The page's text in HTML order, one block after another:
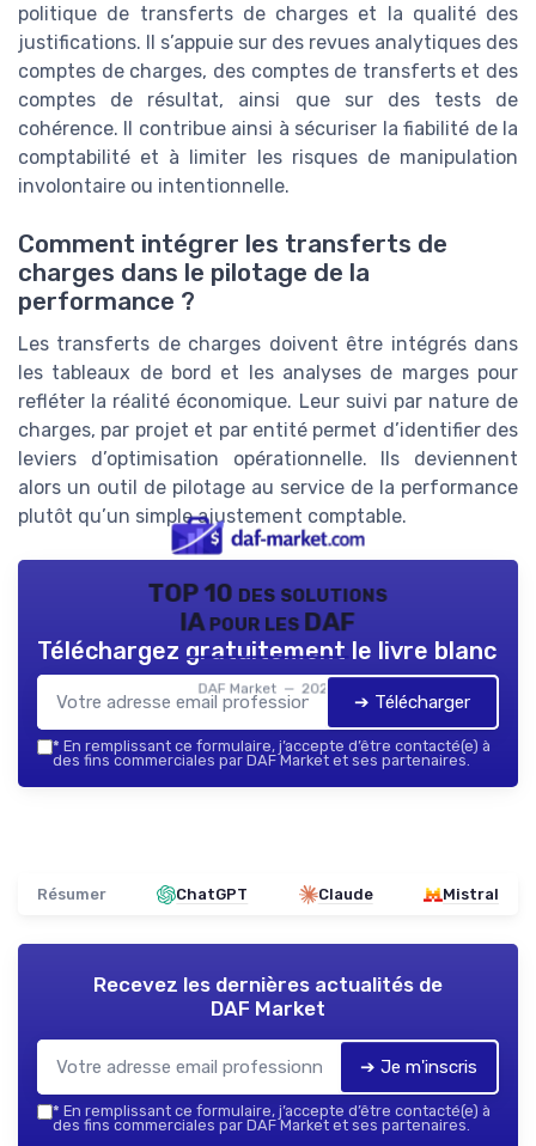
politique de transferts de charges et la qualité des
justifications. Il s’appuie sur des revues analytiques des
comptes de charges, des comptes de transferts et des
comptes de résultat, ainsi que sur des tests de
cohérence. Il contribue ainsi à sécuriser la fiabilité de la
comptabilité et à limiter les risques de manipulation
involontaire ou intentionnelle.
Comment intégrer les transferts de
charges dans le pilotage de la
performance ?
Les transferts de charges doivent être intégrés dans
les tableaux de bord et les analyses de marges pour
refléter la réalité économique. Leur suivi par nature de
charges, par projet et par entité permet d’identifier des
leviers d’optimisation opérationnelle. Ils deviennent
alors un outil de pilotage au service de la performance
plutôt qu’un simple ajustement comptable.
TOP 10 des solutions
IA pour les DAF
DAF Market — 2026
Téléchargez gratuitement le livre blanc
➔ Télécharger
* En remplissant ce formulaire, j’accepte d’être contacté(e) à
des fins commerciales par DAF Market et ses partenaires.
Résumer ChatGPT Claude Mistral
Recevez les dernières actualités de
DAF Market
➔ Je m'inscris
* En remplissant ce formulaire, j’accepte d’être contacté(e) à
des fins commerciales par DAF Market et ses partenaires.